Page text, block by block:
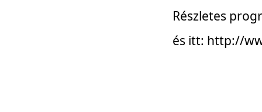
Részletes
és itt: http://